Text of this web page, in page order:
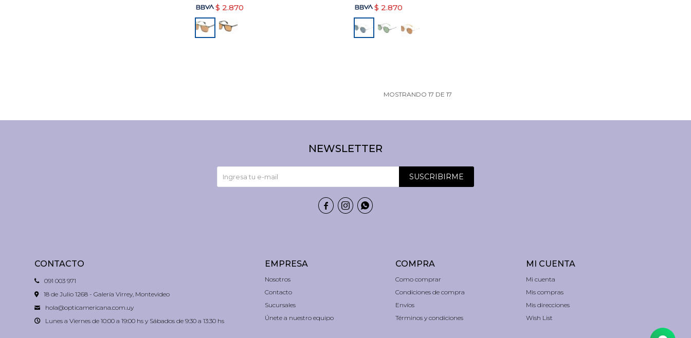
$ 2.870
$ 2.870
MOSTRANDO17 DE17
CONTACTO
091 003 971
18 de Julio 1268 - Galería Virrey, Montevideo
hola@opticamericana.com.uy
Lunes a Viernes de 10:00 a 19:00 hs y Sábados de 9:30 a 13:30 hs
EMPRESA
Nosotros
Contacto
Sucursales
Únete a nuestro equipo
COMPRA
Como comprar
Condiciones de compra
Envíos
Términos y condiciones
MI CUENTA
Mi cuenta
Mis compras
Mis direcciones
Wish List
NEWSLETTER
SUSCRIBIRME
  